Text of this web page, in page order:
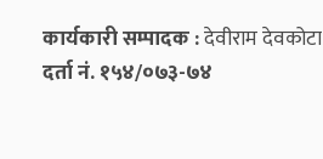
कार्यकारी सम्पादक :देवीराम देवकोटा
दर्ता नं. १५४/०७३-७४